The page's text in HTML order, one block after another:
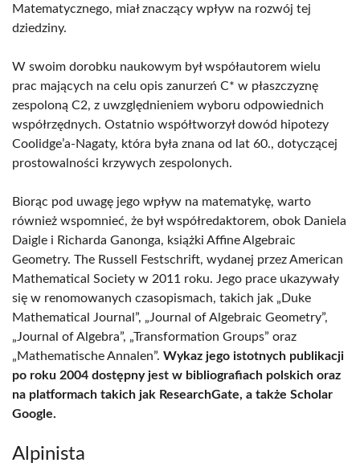
Matematycznego, miał znaczący wpływ na rozwój tej
dziedziny.
W swoim dorobku naukowym był współautorem wielu
prac mających na celu opis zanurzeń C* w płaszczyznę
zespoloną C2, z uwzględnieniem wyboru odpowiednich
współrzędnych. Ostatnio współtworzył dowód hipotezy
Coolidge’a-Nagaty, która była znana od lat 60., dotyczącej
prostowalności krzywych zespolonych.
Biorąc pod uwagę jego wpływ na matematykę, warto
również wspomnieć, że był współredaktorem, obok Daniela
Daigle i Richarda Ganonga, książki Affine Algebraic
Geometry. The Russell Festschrift, wydanej przez American
Mathematical Society w 2011 roku. Jego prace ukazywały
się w renomowanych czasopismach, takich jak „Duke
Mathematical Journal”, „Journal of Algebraic Geometry”,
„Journal of Algebra”, „Transformation Groups” oraz
„Mathematische Annalen”. Wykaz jego istotnych publikacji
po roku 2004 dostępny jest w bibliografiach polskich oraz
na platformach takich jak ResearchGate, a także Scholar
Google.
Alpinista